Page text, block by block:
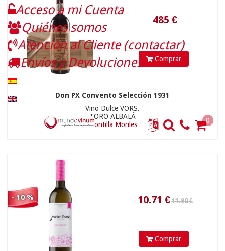
Comprar
Don PX Convento Selección 1931
Vino Dulce VORS.
TORO ALBALÁ
Montilla Moriles
- 10 %
Comprar
33.15€
Acceso a mi Cuenta
Quiénes somos
Atención al Cliente (contactar)
Envíos y Devoluciones
0